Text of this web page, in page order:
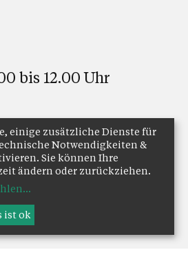
bis 12.00 Uhr
einige zusätzliche Dienste für
Notwendigkeiten &
Sie können Ihre
ändern oder zurückziehen.
...
ist ok